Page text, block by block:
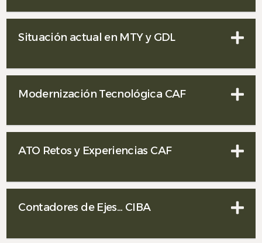
Situación actual en MTY y GDL
Modernización Tecnológica CAF
ATO Retos y Experiencias CAF
Contadores de Ejes... CIBA